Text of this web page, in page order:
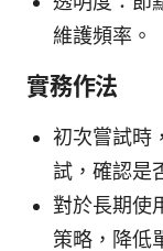
維護頻率。
實務作法
初次嘗試時
試，確認是
對於長期使
策略，降低